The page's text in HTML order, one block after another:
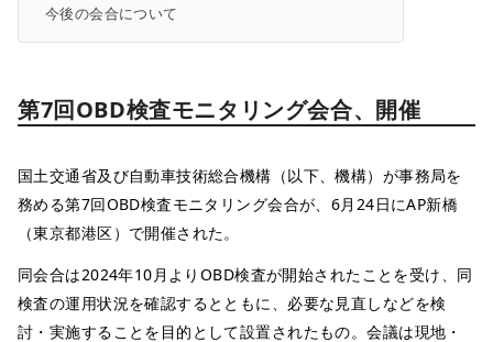
今後の会合について
第7回OBD検査モニタリング会合、開催
国土交通省及び自動車技術総合機構（以下、機構）が事務局を
務める第7回OBD検査モニタリング会合が、6月24日にAP新橋
（東京都港区）で開催された。
同会合は2024年10月よりOBD検査が開始されたことを受け、同
検査の運用状況を確認するとともに、必要な見直しなどを検
討・実施することを目的として設置されたもの。会議は現地・